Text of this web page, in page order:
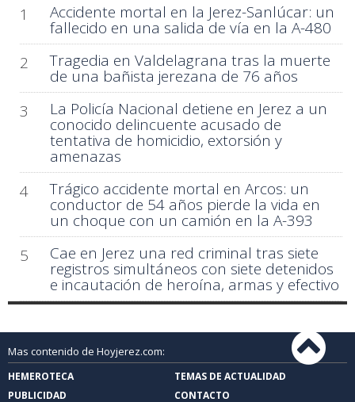
1 Accidente mortal en la Jerez-Sanlúcar: un
fallecido en una salida de vía en la A-480
2
Tragedia en Valdelagrana tras la muerte
de una bañista jerezana de 76 años
3
La Policía Nacional detiene en Jerez a un
conocido delincuente acusado de
tentativa de homicidio, extorsión y
amenazas
4
Trágico accidente mortal en Arcos: un
conductor de 54 años pierde la vida en
un choque con un camión en la A-393
5
Cae en Jerez una red criminal tras siete
registros simultáneos con siete detenidos
e incautación de heroína, armas y efectivo
Mas contenido de Hoyjerez.com:
HEMEROTECA
TEMAS DE ACTUALIDAD
PUBLICIDAD
CONTACTO